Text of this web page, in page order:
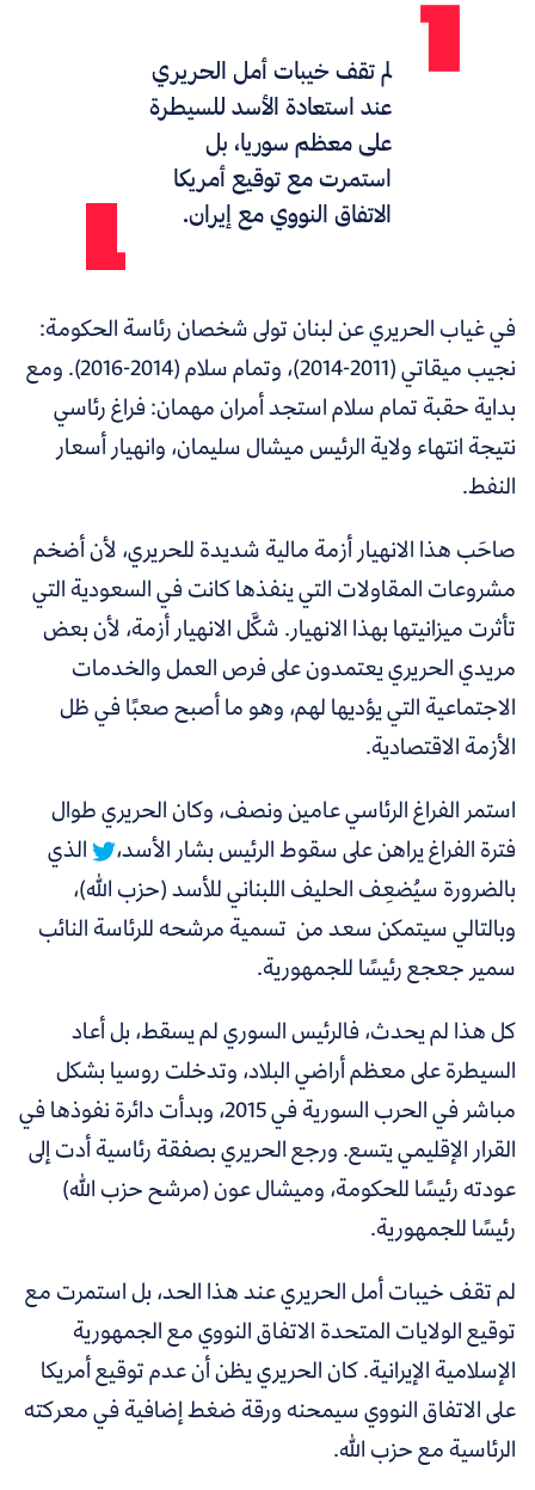
لم تقف خيبات أمل الحريري
عند استعادة الأسد للسيطرة
على معظم سوريا، بل
استمرت مع توقيع أمريكا
الاتفاق النووي مع إيران.
في غياب الحريري عن لبنان تولى شخصان رئاسة الحكومة:
نجيب ميقاتي (2011-2014)، وتمام سلام (2014-2016). ومع
بداية حقبة تمام سلام استجد أمران مهمان: فراغ رئاسي
نتيجة انتهاء ولاية الرئيس ميشال سليمان، وانهيار أسعار
النفط.
صاحَب هذا الانهيار أزمة مالية شديدة للحريري، لأن أضخم
مشروعات المقاولات التي ينفذها كانت في السعودية التي
تأثرت ميزانيتها بهذا الانهيار. شكَّل الانهيار أزمة، لأن بعض
مريدي الحريري يعتمدون على فرص العمل والخدمات
الاجتماعية التي يؤديها لهم، وهو ما أصبح صعبًا في ظل
الأزمة الاقتصادية.
استمر الفراغ الرئاسي عامين ونصف،وكان الحريري طوال
فترة الفراغ يراهن على سقوط الرئيس بشار الأسد،
الذي
بالضرورة سيُضعِف الحليف اللبناني للأسد (حزب الله)،
وبالتالي سيتمكن سعد من تسمية مرشحه للرئاسة النائب
سمير جعجع رئيسًا للجمهورية.
كل هذا لم يحدث، فالرئيس السوري لم يسقط، بل أعاد
السيطرة على معظم أراضي البلاد، وتدخلت روسيا بشكل
مباشر في الحرب السورية في 2015، وبدأت دائرة نفوذها في
القرار الإقليمي يتسع. ورجع الحريري بصفقة رئاسية أدت إلى
عودته رئيسًا للحكومة، وميشال عون (مرشح حزب الله)
رئيسًا للجمهورية.
لم تقف خيبات أمل الحريري عند هذا الحد، بل استمرت مع
توقيع الولايات المتحدة الاتفاق النووي مع الجمهورية
الإسلامية الإيرانية. كان الحريري يظن أن عدم توقيع أمريكا
على الاتفاق النووي سيمحنه ورقة ضغط إضافية في معركته
الرئاسية مع حزب الله.